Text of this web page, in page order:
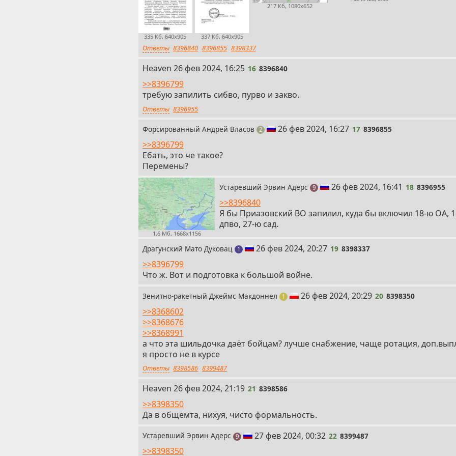
335 Кб, 640x905 337 Кб, 640x905
217 Кб, 1080x652
Ответы 8396840 8396855 8398337
Heaven 16
26 фев 2024, 16:25 16 8396840
>>8396799
требую запилить сибво, пурво и закво.
Ответы 8396955
Форсированный Андрей Власов 2поста 17
26 фев 2024, 16:27 17 8396855
>>8396799
Ебать, это че такое?
Перемены?
1,6 Мб, 1668x1156
Устаревший Эрвин Адерс 9постов18
26 фев 2024, 16:41 18 8396955
>>8396840
Я бы Приазовский ВО запилил, куда бы включил 18-ю ОА,
дпво, 27-ю сад.
Драгунский Мато Дуковац 1 пост 19
26 фев 2024, 20:27 19 8398337
>>8396799
Что ж. Вот и подготовка к большой войне.
Зенитно-ракетный Джеймс Макдоннел 1пост 20
26 фев 2024, 20:29 20 8398350
>>8368602
>>8368676
>>8368991
а что эта шильдочка даёт бойцам? лучше снабжение, чаще ротация,
я просто не в курсе
Ответы 8398586 8399487
Heaven 21
26 фев 2024, 21:19 21 8398586
>>8398350
Да в общемта, нихуя, чисто формальность.
Устаревший Эрвин Адерс 9постов22
27 фев 2024, 00:32 22 8399487
>>8398350